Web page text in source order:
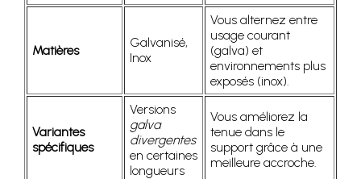
Matières
Galvanisé,
Inox
Vous alternez entre
usage courant
(galva) et
environnements plus
exposés (inox).
Variantes
spécifiques
Versions
galva
divergentes
en certaines
longueurs
Vous améliorez la
tenue dans le
support grâce à une
meilleure accroche.